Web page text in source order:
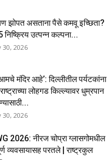
झोपत असताना पैसे कमवू इच्छिता?
निष्क्रिय उत्पन्न कल्पना...
30, 2026
मंदिर आहे’: दिल्लीतील पर्यटकांना
लोहगड किल्ल्यावर धुम्रपान
30, 2026
2026: नीरज चोप्रा ग्लासगोमधील
व्यवसायासह परतले | राष्ट्रकुल